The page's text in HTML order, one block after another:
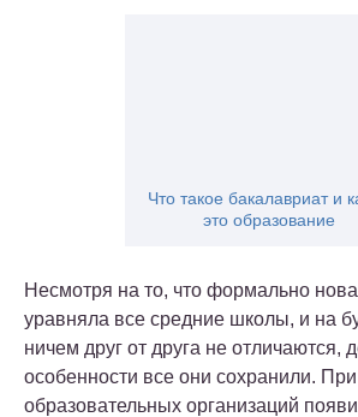
Что такое бакалавриат и
это образование
Несмотря на то, что формально
уравняла все средние школы, и на
ничем друг от друга не отличаются,
особенности все они сохранили.
образовательных организаций